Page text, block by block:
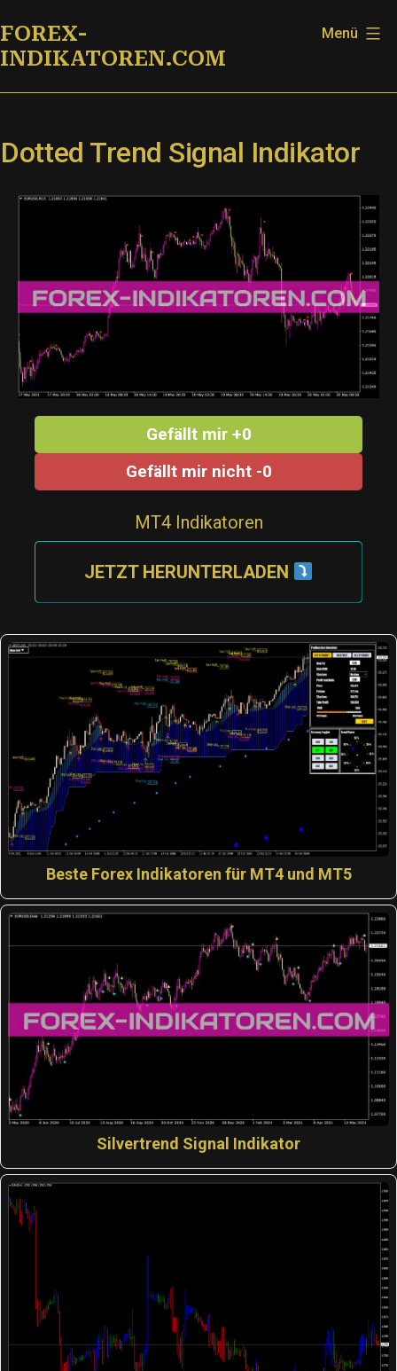
Inhalt
springen
FOREX-
INDIKATOREN.COM
Menü
Dotted Trend Signal Indikator
Gefällt mir +0
Gefällt mir nicht -0
MT4 Indikatoren
JETZT HERUNTERLADEN
Beste Forex Indikatoren für MT4 und MT5
Silvertrend Signal Indikator